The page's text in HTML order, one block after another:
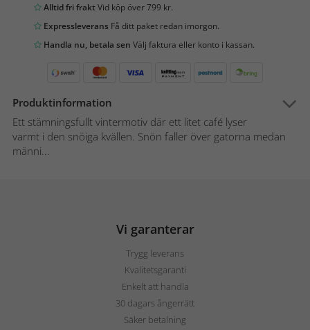
Alltid fri fraktVid köp över 799 kr.
Expressleverans Få ditt paket redan imorgon.
Handla nu, betala sen Välj faktura eller konto i kassan.
Produktinformation
Ett stämningsfullt vintermotiv där ett litet café lyser
varmt i den snöiga kvällen. Snön faller över gatorna medan
männi...
Vi garanterar
Trygg leverans
Kvalitetsgaranti
Enkelt att handla
30 dagars ångerrätt
Säker betalning